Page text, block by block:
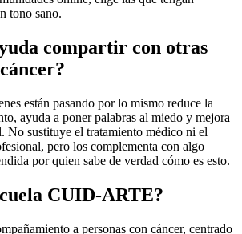
tono sano.
compartir con otras
están pasando por lo mismo reduce la
ayuda a poner palabras al miedo y mejora
No sustituye el tratamiento médico ni el
pero los complementa con algo
por quien sabe de verdad cómo es esto.
CUID-ARTE?
a personas con cáncer, centrado